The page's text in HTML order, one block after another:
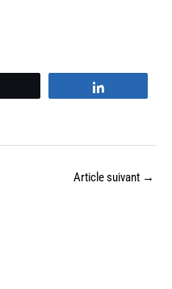
Article suivant →